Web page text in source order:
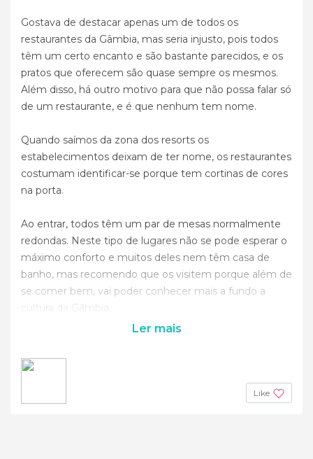
Gostava de destacar apenas um de todos os
restaurantes da Gâmbia, mas seria injusto, pois todos
têm um certo encanto e são bastante parecidos, e os
pratos que oferecem são quase sempre os mesmos.
Além disso, há outro motivo para que não possa falar só
de um restaurante, e é que nenhum tem nome.
Quando saímos da zona dos resorts os
estabelecimentos deixam de ter nome, os restaurantes
costumam identificar-se porque tem cortinas de cores
na porta.
Ao entrar, todos têm um par de mesas normalmente
redondas. Neste tipo de lugares não se pode esperar o
máximo conforto e muitos deles nem têm casa de
banho, mas recomendo que os visitem porque além de
se comer bem, vai poder conhecer mais a fundo a
cultura da Gâmbia.
Ler mais
Like